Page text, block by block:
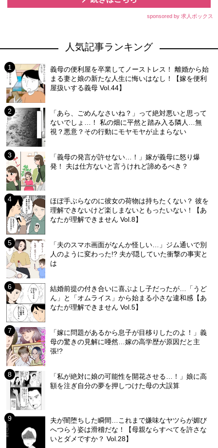
sponsored by 求人ボックス
人気記事ランキング
義母の便利屋を卒業してノーストレス！ 離婚から始
まる妻と娘の新たな人生に悔いはなし！【嫁を便利
屋扱いする義母 Vol.44】
「あら、ごめんなさいね？」って絶対悪いと思って
ないでしょ…！ 私の畑に平然と踏み入る隣人…無
視？悪意？その行動にモヤモヤが止まらない
「義母の発言が許せない…！」嫁が義母に怒り爆
発！ 夫は仕方ないと言うけれど諦めるべき？
ほぼ手ぶらなのに彼女の荷物は持ちたくない？ 彼を
理解できないけど楽しまないともったいない！【あ
なたが理解できません Vol.8】
「夫のスマホ画面がなんか怪しい…」ジム通いで別
人のように変わった!? 夫が隠していた衝撃の事実と
は
結婚前提の付き合いに喜ぶよし子だったが…「うど
ん」と「オムライス」から始まる小さな違和感【あ
なたが理解できません Vol.5】
「嫁に問題があるから息子が目移りしたのよ！」義
母の驚きの見解に唖然…嫁の高学歴が原因だと主
張!?
「私が絶対に娘の可能性を開花させる…！」娘に高
額を注ぎ自分の夢を押しつけた母の大誤算
夫が闇堕ちした瞬間…これまで嫌味なヤツらが媚び
へつらう姿は滑稽だな！【母親ならすべてを許さな
いとダメですか？ Vol.28】